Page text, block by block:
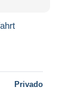
Privado